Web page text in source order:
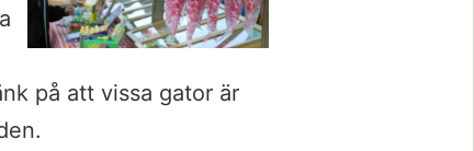
på att vissa gator är